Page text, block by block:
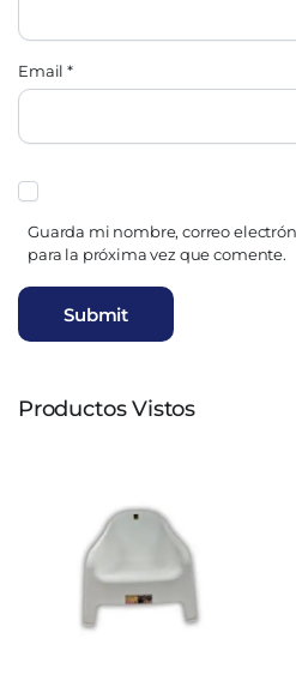
Email*
Guarda mi nombre, correo
para la próxima vez que comente.
Productos Vistos